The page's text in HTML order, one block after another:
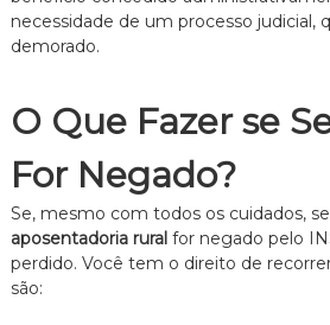
necessidade de um processo judicial,
demorado.
O Que Fazer se
For Negado?
Se, mesmo com todos os cuidados,
aposentadoria ruralfor negado pelo
perdido. Você tem o direito de
são: